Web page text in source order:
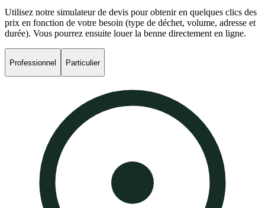
Utilisez notre simulateur de devis pour obtenir en quelques clics des
prix en fonction de votre besoin (type de déchet, volume, adresse et
durée). Vous pourrez ensuite louer la benne directement en ligne.
Professionnel Particulier